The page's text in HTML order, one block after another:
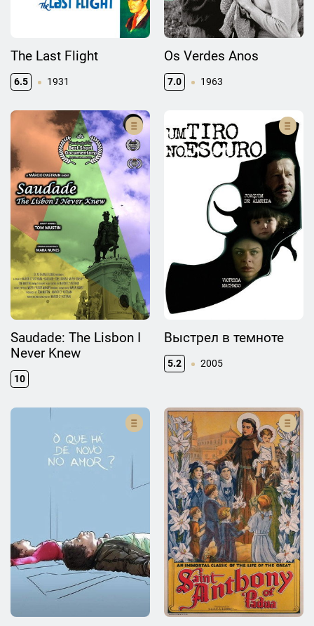
The Last Flight
6.5 1931
Os Verdes Anos
7.0 1963
Saudade: The Lisbon I
Never Knew
10
Выстрел в темноте
5.2 2005